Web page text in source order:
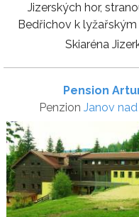
Jizerských hor,
Bedřichov k
Skiaréna
Pension
Penzion Janov